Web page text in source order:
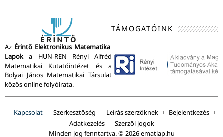
Az Érintő Elektronikus Matematikai
Lapoka HUN-REN Rényi Alfréd
Matematikai Kutatóintézet és a
Bolyai János Matematikai Társulat
közös online folyóirata.
TÁMOGATÓINK
Minden jog fenntartva. © 2026 ematlap.hu
Kapcsolat Szerkesztőség Leírás szerzőknek
Bejelentkezés
Adatkezelés
Szerzői jogok